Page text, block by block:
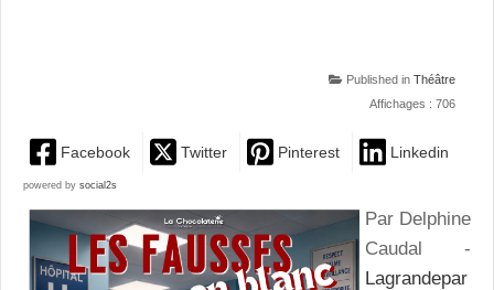
Published in Théâtre
Affichages : 706
Facebook Twitter Pinterest Linkedin
powered by social2s
Par Delphine
Caudal -
Lagrandepar